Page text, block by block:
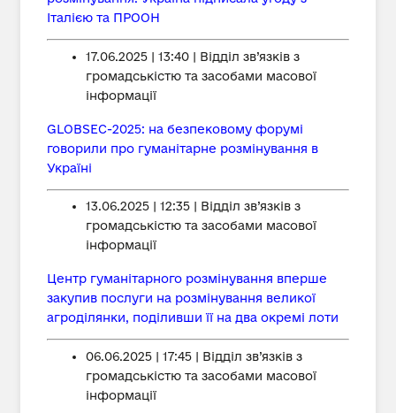
Італією та ПРООН
17.06.2025 | 13:40 | Відділ зв’язків з
громадськістю та засобами масової
інформації
GLOBSEC-2025: на безпековому форумі
говорили про гуманітарне розмінування в
Україні
13.06.2025 | 12:35 | Відділ зв’язків з
громадськістю та засобами масової
інформації
Центр гуманітарного розмінування вперше
закупив послуги на розмінування великої
агроділянки, поділивши її на два окремі лоти
06.06.2025 | 17:45 | Відділ зв’язків з
громадськістю та засобами масової
інформації